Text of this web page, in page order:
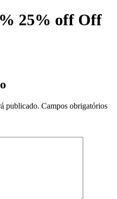
25% off Off
publicado. Campos obrigatórios